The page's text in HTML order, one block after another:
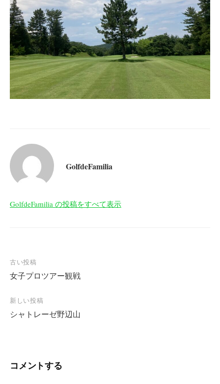
GolfdeFamilia
GolfdeFamilia の投稿をすべて表示
投
稿
ナ
ビ
ョ
古い投稿
女子プロツアー観戦
新しい投稿
シャトレーゼ野辺山
コメントする